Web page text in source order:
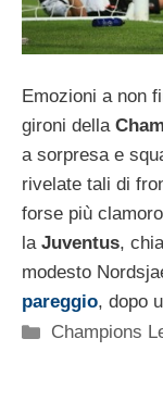
Emozioni a non
gironi della
a sorpresa e
rivelate tali di
forse più
la Juventus,
modesto
pareggio, dopo
Categorie
Champions